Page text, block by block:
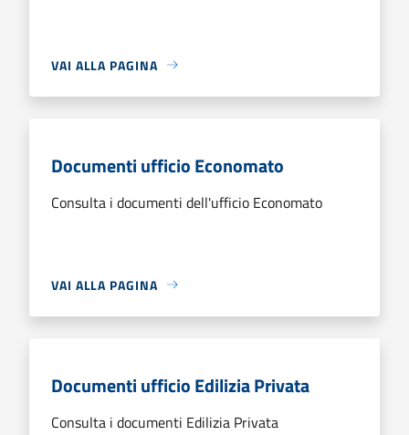
VAI ALLA PAGINA
Documenti ufficio Economato
Consulta i documenti dell'ufficio Economato
VAI ALLA PAGINA
Documenti ufficio Edilizia Privata
Consulta i documenti Edilizia Privata